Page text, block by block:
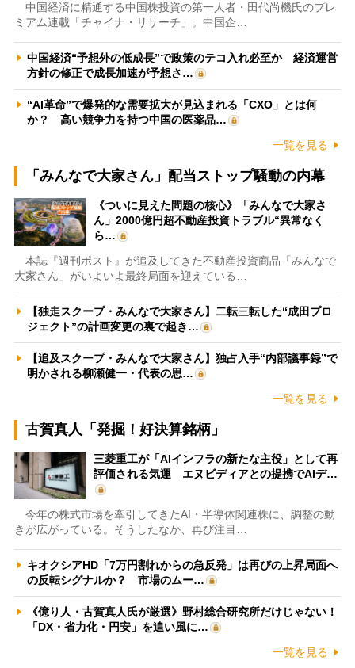
中国経済に精通する中国株投資の第一人者・田代尚機氏のプレ
ミアム連載「チャイナ・リサーチ」。中国企…
中国経済“予想外の低成長”で政策のテコ入れ必至か 経済運営
方針の修正で成長加速が予想さ…
“AI革命”で爆発的な需要拡大が見込まれる「CXO」とは何
か？ 高い競争力を持つ中国の医薬品…
一覧を見る
「みんなで大家さん」配当ストップ騒動の内幕
《ついに見えた問題の核心》「みんなで大家さ
ん」2000億円超不動産投資トラブル“異常なく
ら…
本誌『週刊ポスト』が追及してきた不動産投資商品「みんなで
大家さん」がいよいよ最終局面を迎えている…
【独走スクープ・みんなで大家さん】二転三転した“成田プロ
ジェクト”の計画変更の裏で起き…
【追及スクープ・みんなで大家さん】独占入手“内部議事録”で
明かされる柳瀬健一・代表の思…
一覧を見る
古賀真人「発掘！好決算銘柄」
三菱重工が「AIインフラの新たな主役」として再
評価される気運 エヌビディアとの提携でAIデ…
今年の株式市場を牽引してきたAI・半導体関連株に、調整の動
きが広がっている。そうしたなか、再び注目…
キオクシアHD「7万円割れからの急反発」は再びの上昇局面へ
の反転シグナルか？ 市場のムー…
《億り人・古賀真人氏が厳選》野村総合研究所だけじゃない！
「DX・省力化・円安」を追い風に…
一覧を見る